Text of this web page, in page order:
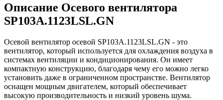
Описание Осевого вентилятора
SP103A.1123LSL.GN
Осевой вентилятор осевой SP103A.1123LSL.GN - это
вентилятор, который используется для охлаждения воздуха в
системах вентиляции и кондиционирования. Он имеет
компактную конструкцию, благодаря чему его можно легко
установить даже в ограниченном пространстве. Вентилятор
оснащен мощным двигателем, который обеспечивает
высокую производительность и низкий уровень шума.